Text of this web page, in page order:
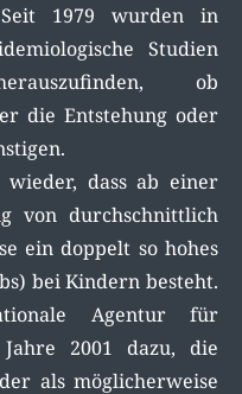
Seit 1979 wurden in
Studien
ob
die Entstehung oder
dass ab einer
von durchschnittlich
ein doppelt so hohes
bei Kindern besteht.
Agentur für
2001 dazu, die
als möglicherweise